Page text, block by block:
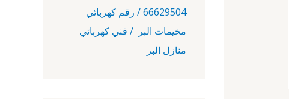
66629504 / رقم كهربائي
مخيمات البر / فني كهربائي
منازل البر